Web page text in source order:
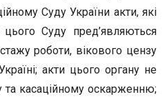
Суду України акти, які
Суду пред’являються
роботи, вікового цензу
акти цього органу не
та касаційному оскарженню;